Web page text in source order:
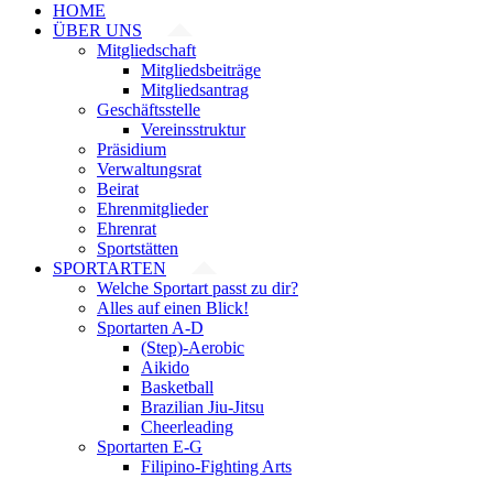
HOME
ÜBER UNS
Mitgliedschaft
Mitgliedsbeiträge
Mitgliedsantrag
Geschäftsstelle
Vereinsstruktur
Präsidium
Verwaltungsrat
Beirat
Ehrenmitglieder
Ehrenrat
Sportstätten
SPORTARTEN
Welche Sportart passt zu dir?
Alles auf einen Blick!
Sportarten A-D
(Step)-Aerobic
Aikido
Basketball
Brazilian Jiu-Jitsu
Cheerleading
Sportarten E-G
Filipino-Fighting Arts